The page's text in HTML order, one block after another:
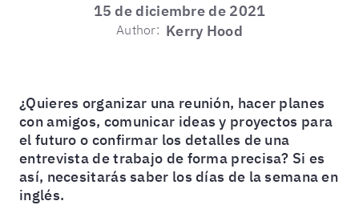
15 de diciembre de 2021
Author: Kerry Hood
¿Quieres organizar una reunión, hacer planes
con amigos, comunicar ideas y proyectos para
el futuro o confirmar los detalles de una
entrevista de trabajo de forma precisa? Si es
así, necesitarás saber los días de la semana en
inglés.